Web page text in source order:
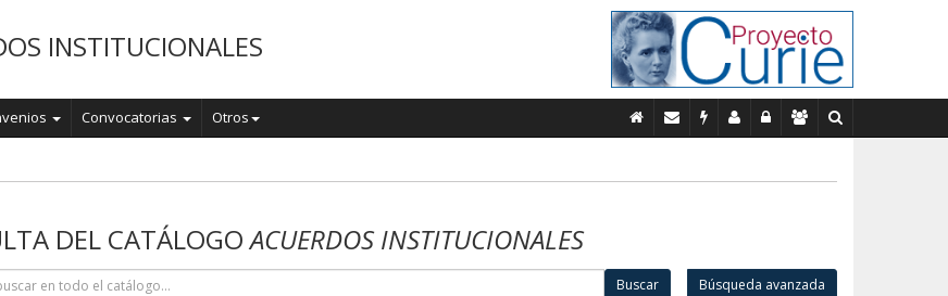
INSTITUCIONALES
Convocatorias Otros
DEL CATÁLOGOACUERDOS INSTITUCIONALES
Buscar Búsqueda avanzada